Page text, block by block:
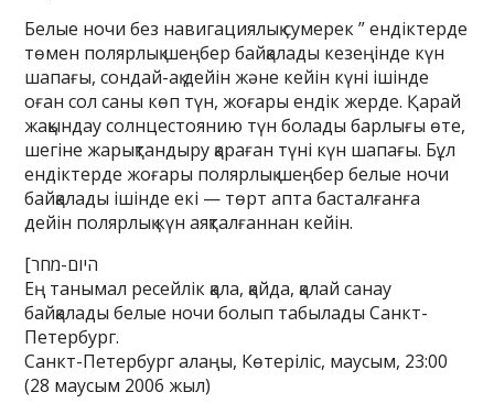
Белые ночи без навигациялық сумерек ” ендіктерде
төмен полярлық шеңбер байқалады кезеңінде күн
шапағы, сондай-ақ дейін және кейін күні ішінде
оған сол саны көп түн, жоғары ендік жерде. Қарай
жақындау солнцестоянию түн болады барлығы өте,
шегіне жарықтандыру қараған түні күн шапағы. Бұл
ендіктерде жоғары полярлық шеңбер белые ночи
байқалады ішінде екі — төрт апта басталғанға
дейін полярлық күн аяқталғаннан кейін.
[היום-מחר
Ең танымал ресейлік қала, қайда, қалай санау
байқалады белые ночи болып табылады Санкт-
Петербург.
Санкт-Петербург алаңы, Көтеріліс, маусым, 23:00
(28 маусым 2006 жыл)